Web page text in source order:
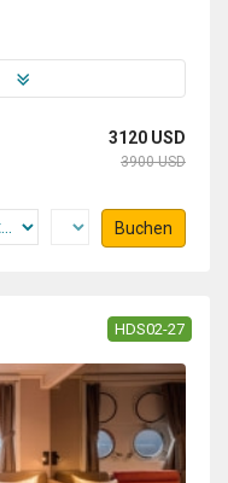
3120 USD
3900 USD
Buchen
HDS02-27